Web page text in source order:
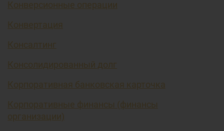
Конверсионные операции
Конвертация
Консалтинг
Консолидированный долг
Корпоративная банковская карточка
Корпоративные финансы (финансы
организации)